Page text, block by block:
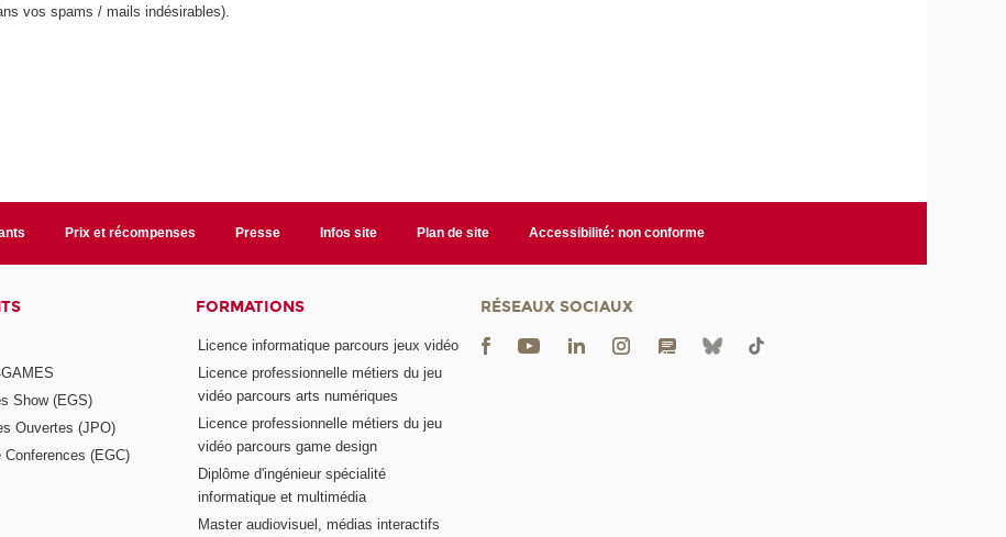
vos spams / mails indésirables).
Prix et récompenses Presse Infos site Plan de site Accessibilité: non conforme
Show (EGS)
Ouvertes (JPO)
Conferences (EGC)
FORMATIONS
Licence informatique parcours jeux vidéo
Licence professionnelle métiers du jeu
vidéo parcours arts numériques
Licence professionnelle métiers du jeu
vidéo parcours game design
Diplôme d'ingénieur spécialité
informatique et multimédia
Master audiovisuel, médias interactifs
RÉSEAUX SOCIAUX